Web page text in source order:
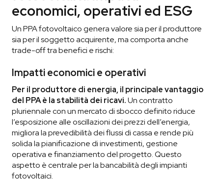
economici, operativi ed ESG
Un PPA fotovoltaico genera valore sia per il produttore
sia per il soggetto acquirente, ma comporta anche
trade-off tra benefici e rischi:
Impatti economici e operativi
Per il produttore di energia, il principale vantaggio
del PPA è la stabilità dei ricavi.Un contratto
pluriennale con un mercato di sbocco definito riduce
l’esposizione alle oscillazioni dei prezzi dell’energia,
migliora la prevedibilità dei flussi di cassa e rende più
solida la pianificazione di investimenti, gestione
operativa e finanziamento del progetto. Questo
aspetto è centrale per la bancabilità degli impianti
fotovoltaici.